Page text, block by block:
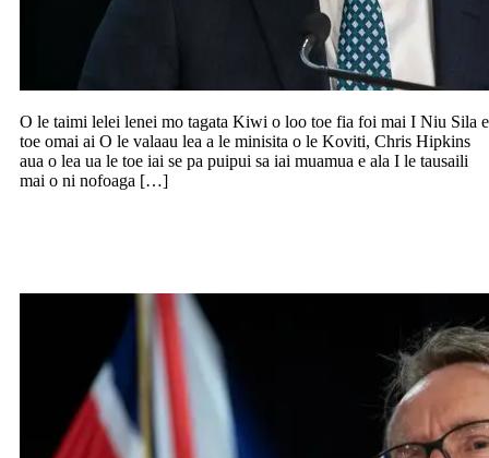
O le taimi lelei lenei mo tagata Kiwi o loo toe fia foi mai I Niu Sila e
toe omai ai O le valaau lea a le minisita o le Koviti, Chris Hipkins
aua o lea ua le toe iai se pa puipui sa iai muamua e ala I le tausaili
mai o ni nofoaga […]